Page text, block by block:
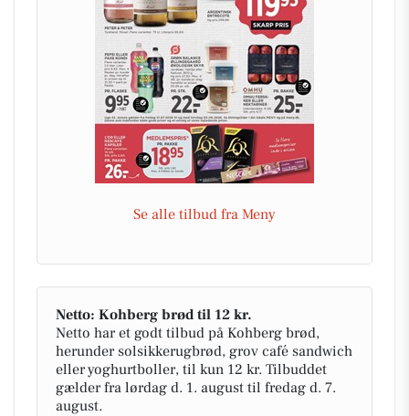
Se alle tilbud fra Meny
Netto: Kohberg brød til 12 kr.
Netto har et godt tilbud på Kohberg brød,
herunder solsikkerugbrød, grov café sandwich
eller yoghurtboller, til kun 12 kr. Tilbuddet
gælder fra lørdag d. 1. august til fredag d. 7.
august.